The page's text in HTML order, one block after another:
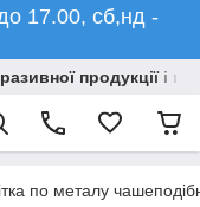
17.00, сб,нд -
продукції і
по металу